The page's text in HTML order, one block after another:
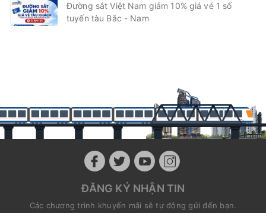
Đường sắt Việt Nam giảm 10% giá vé 1 số
tuyến tàu Bắc - Nam
ĐĂNG KÝ NHẬN TIN
Các chương trình khuyến mãi sẽ tự động gửi đến bạn.